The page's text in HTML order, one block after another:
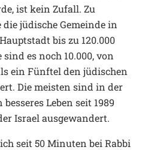
ist kein Zufall. Zu
jüdische Gemeinde in
bis zu 120.000
es noch 10.000, von
ein Fünftel den jüdischen
Die meisten sind in der
Leben seit 1989
Israel ausgewandert.
seit 50 Minuten bei Rabbi